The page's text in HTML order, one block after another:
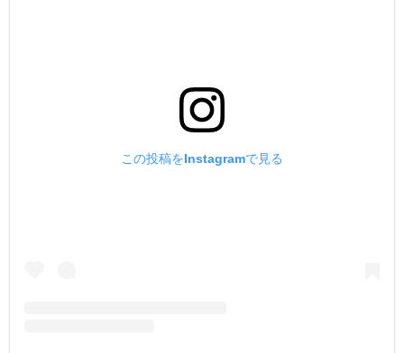
この投稿をInstagramで見る